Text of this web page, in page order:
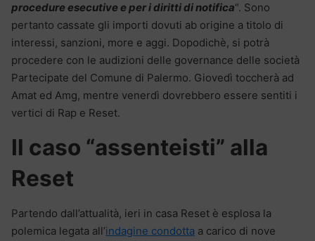
procedure esecutive e per i diritti di notifica“. Sono
pertanto cassate gli importi dovuti ab origine a titolo di
interessi, sanzioni, more e aggi. Dopodichè, si potrà
procedere con le audizioni delle governance delle società
Partecipate del Comune di Palermo. Giovedì toccherà ad
Amat ed Amg, mentre venerdì dovrebbero essere sentiti i
vertici di Rap e Reset.
Il caso “assenteisti” alla
Reset
Partendo dall’attualità, ieri in casa Reset è esplosa la
polemica legata all’indagine condotta a carico di nove